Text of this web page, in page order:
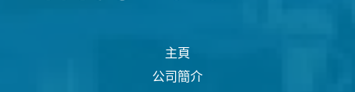
主頁
公司簡介